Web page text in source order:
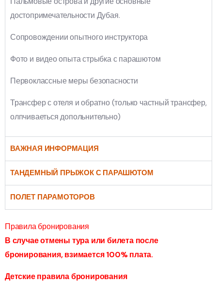
достопримечательности Дубая.
Сопровождении опытного инструктора
Фото и видео опыта стрыбка с парашютом
Первоклассные меры безопасности
Трансфер с отеля и обратно (только частный трансфер,
олпчиваеться допольнительно)
ВАЖНАЯ ИНФОРМАЦИЯ
ТАНДЕМНЫЙ ПРЫЖОК С ПАРАШЮТОМ
ПОЛЕТ ПАРАМОТОРОВ
Правила бронирования
В случае отмены тура или билета после
бронирования, взимается 100% плата.
Детские правила бронирования